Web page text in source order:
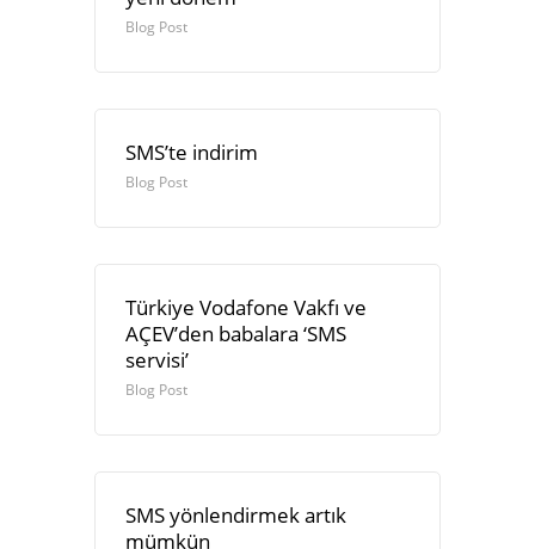
Blog Post
SMS’te indirim
Blog Post
Türkiye Vodafone Vakfı ve
AÇEV’den babalara ‘SMS
servisi’
Blog Post
SMS yönlendirmek artık
mümkün